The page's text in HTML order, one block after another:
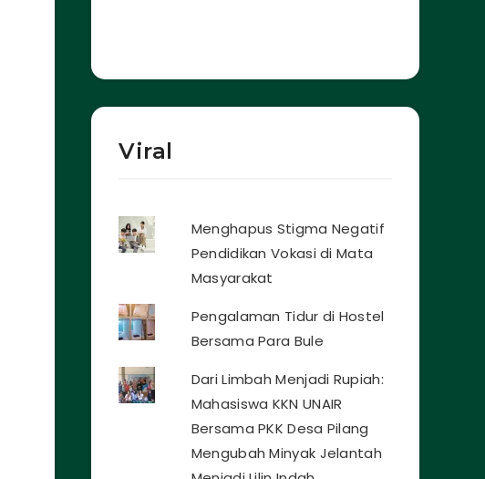
Viral
Menghapus Stigma Negatif
Pendidikan Vokasi di Mata
Masyarakat
Pengalaman Tidur di Hostel
Bersama Para Bule
Dari Limbah Menjadi Rupiah:
Mahasiswa KKN UNAIR
Bersama PKK Desa Pilang
Mengubah Minyak Jelantah